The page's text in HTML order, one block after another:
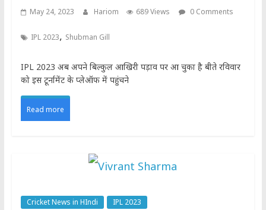
May 24, 2023 Hariom 689 Views 0 Comments
IPL 2023, Shubman Gill
IPL 2023 अब अपने बिल्कुल आखिरी पड़ाव पर आ चुका है बीते रविवार
को इस टूर्नामेंट के प्लेऑफ में पहुंचने
Read more
Cricket News in HIndi IPL 2023